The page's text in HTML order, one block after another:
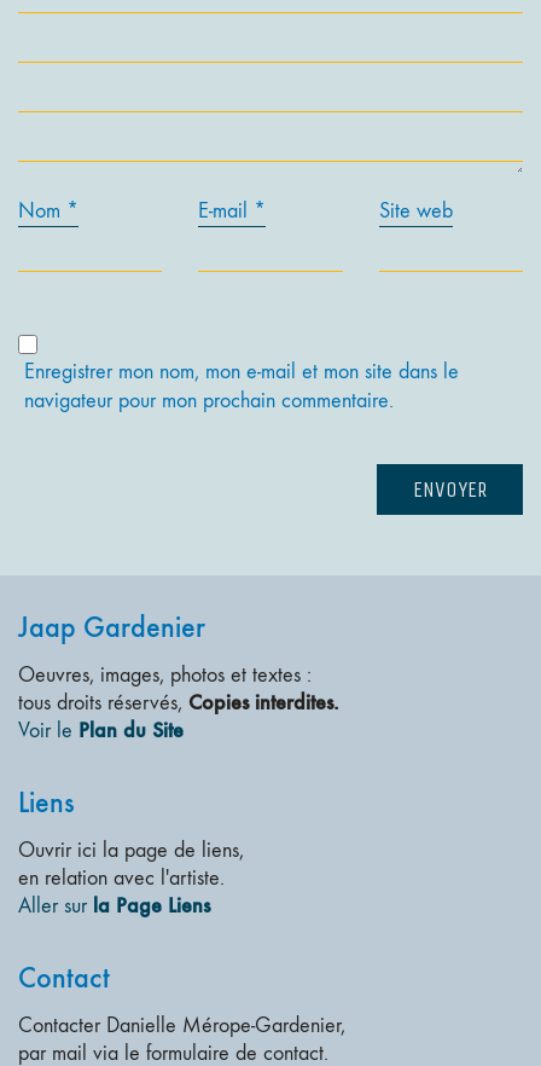
Nom * E-mail * Site web
Enregistrer mon nom, mon e-mail et mon site dans le
navigateur pour mon prochain commentaire.
Jaap Gardenier
Oeuvres, images, photos et textes :
tous droits réservés, Copies interdites.
Voir le Plan du Site
Liens
Ouvrir ici la page de liens,
en relation avec l'artiste.
Aller sur la Page Liens
Contact
Contacter Danielle Mérope-Gardenier,
par mail via le formulaire de contact.